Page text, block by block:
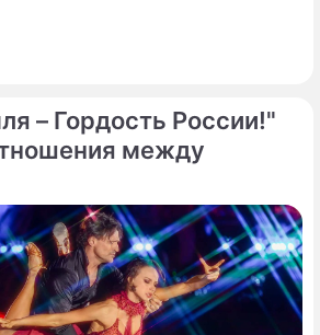
– Гордость России!"
между